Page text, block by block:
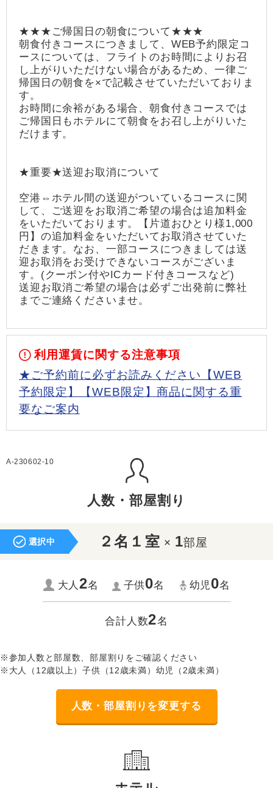
★★★ご帰国日の朝食について★★★
朝食付きコースにつきまして、WEB予約限定コ
ースについては、フライトのお時間によりお召
し上がりいただけない場合があるため、一律ご
帰国日の朝食を×で記載させていただいておりま
す。
お時間に余裕がある場合、朝食付きコースでは
ご帰国日もホテルにて朝食をお召し上がりいた
だけます。
★重要★送迎お取消について
空港⇔ホテル間の送迎がついているコースに関
して、ご送迎をお取消ご希望の場合は追加料金
をいただいております。【片道おひとり様1,000
円】の追加料金をいただいてお取消させていた
だきます。なお、一部コースにつきましては送
迎お取消をお受けできないコースがございま
す。(クーポン付やICカード付きコースなど)
送迎お取消ご希望の場合は必ずご出発前に弊社
までご連絡くださいませ。
利用運賃に関する注意事項
★ご予約前に必ずお読みください【WEB
予約限定】【WEB限定】商品に関する重
要なご案内
A-230602-10
人数・部屋割り
選択中 ２名１室 × 1部屋
大人2名 子供0名 幼児0名
合計人数2名
※参加人数と部屋数、部屋割りをご確認ください
※大人（12歳以上）子供（12歳未満）幼児（2歳未満）
人数・部屋割りを変更する